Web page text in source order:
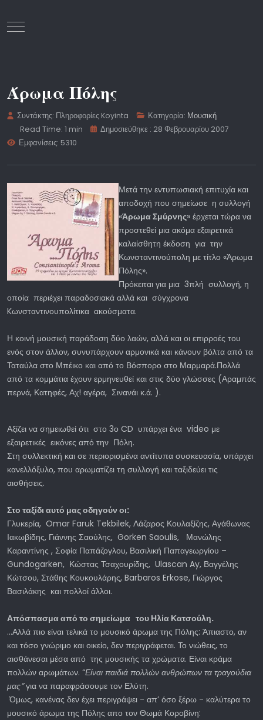
Mobile Menu Toggle
Άρωμα Πόλης
Συντάκτης: Πληροφορίες Koyinta Κατηγορία: Μουσική
Read Time: 1 min
Δημοσιεύθηκε : 28 Φεβρουαρίου 2007
Εμφανίσεις: 5310
Μετά την εντυπωσιακή επιτυχία και
αποδοχή που σημείωσε η συλλογή
«Άρωμα Σμύρνης» έρχεται τώρα να
προστεθεί μια ακόμα εξαιρετικά
καλαίσθητη έκδοση για την
Κωνσταντινούπολη με τίτλο «Άρωμα
Πόλης».
Πρόκειται για μια 3πλή συλλογή, η
οποία περιέχει παραδοσιακά αλλά και σύγχρονα
Kωνσταντινουπολίτικα ακούσματα.
Η κοινή μουσική παράδοση δύο λαών, αλλά και οι επιρροές του
ενός στον άλλον, συνυπάρχουν αρμονικά και κάνουν βόλτα από τα
Ταταύλα στο Μπέικο και από το Βόσπορο στο Μαρμαρά.Πολλά
από τα κομμάτια έχουν ερμηνευθεί και στις δύο γλώσσες (Αραμπάς
περνά, Κατηφές, Αχ! αγέρα, Σινανάι κ.ά. ).
Αξίζει να σημειωθεί ότι στο 3ο CD υπάρχει ένα video με
εξαιρετικές εικόνες από την Πόλη.
Στη συλλεκτική και σε περιορισμένα αντίτυπα συσκευασία, υπάρχει
κανελλόξυλο, που αρωματίζει τη συλλογή και ταξιδεύει τις
αισθήσεις.
Στο ταξίδι αυτό μας οδηγούν οι:
Γλυκερία, Omar Faruk Tekbilek, Λάζαρος Κουλαξίζης, Αγάθωνας
Ιακωβίδης, Γιάννης Σαούλης, Gorken Saoulis, Μανώλης
Καραντίνης , Σοφία Παπάζογλου, Βασιλική Παπαγεωργίου –
Gundogarken, Κώστας Τσαχουρίδης, Ulascan Ay, Βαγγέλης
Κώτσου, Στάθης Κουκουλάρης, Barbaros Erkose, Γιώργος
Βασιλάκης και πολλοί άλλοι.
Απόσπασμα από το σημείωμα του Ηλία Κατσούλη.
...Αλλά πιο είναι τελικά το μουσικό άρωμα της Πόλης: Άπιαστο, αν
και τόσο γνώριμο και οικείο, δεν περιγράφεται. Το νιώθεις, το
αισθάνεσαι μέσα από της μουσικής τα χρώματα. Είναι κράμα
πολλών αρωμάτων. “Είναι παιδιά πολλών ανθρώπων τα τραγούδια
μας”για να παραφράσουμε τον Ελύτη.
Όμως, κανένας δεν έχει περιγράψει - απ’ όσο ξέρω - καλύτερα το
μουσικό άρωμα της Πόλης απο τον Θωμά Κοροβίνη: